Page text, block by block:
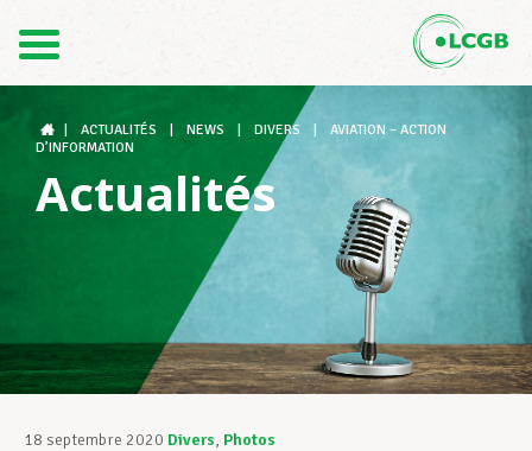
DE
Le LCGB
Structures syndicales
Assistance au Travail
ACTUALITÉS NEWS DIVERS
AVIATION – ACTION
D’INFORMATION
Actualités
18 septembre 2020 Divers, Photos